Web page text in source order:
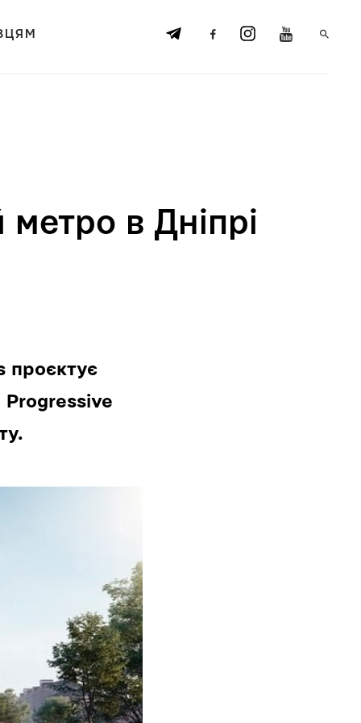
метро в Дніпрі
проєктує
Progressive